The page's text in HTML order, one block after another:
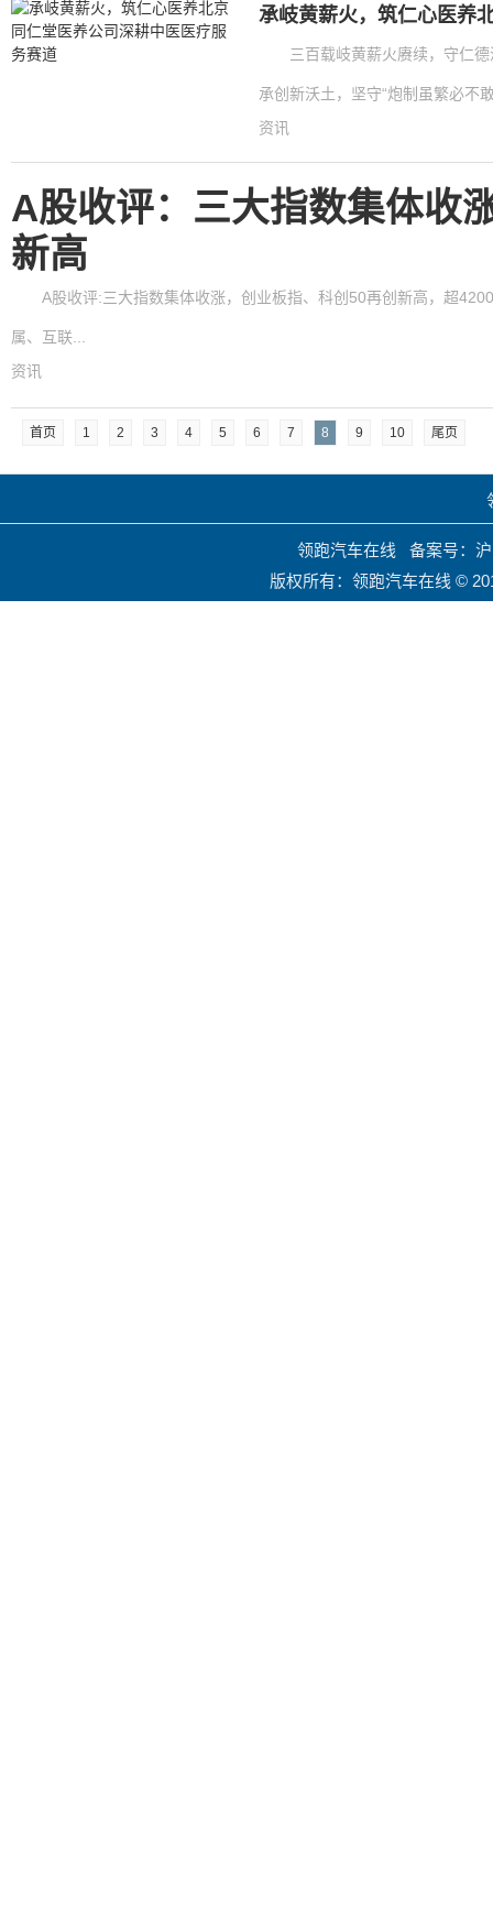
承岐黄薪火，筑仁心医养
三百载岐黄薪火赓续，守仁
承创新沃土，坚守“炮制虽繁必不
资讯
A股收评：三大指数集体收
新高
A股收评:三大指数集体收涨，创业板指、科创50再创新高，超
属、互联...
资讯
首页 1 2 3 4 5 6 7 8 9 10 尾页
领跑汽车在线 备案号：
版权所有：领跑汽车在线 ©